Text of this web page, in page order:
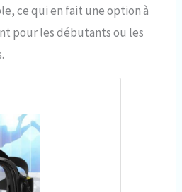
ce qui en fait une option à
pour les débutants ou les